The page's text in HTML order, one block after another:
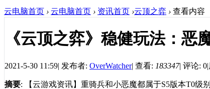
云电脑首页 › 云电脑首页 › 资讯首页 ›云顶之弈 › 查看内容
《云顶之弈》稳健玩法：恶
2021-5-30 11:59| 发布者: OverWatcher| 查看: 183347| 评论: 0|
摘要: 【云游戏资讯】重骑兵和小恶魔都属于S5版本T0